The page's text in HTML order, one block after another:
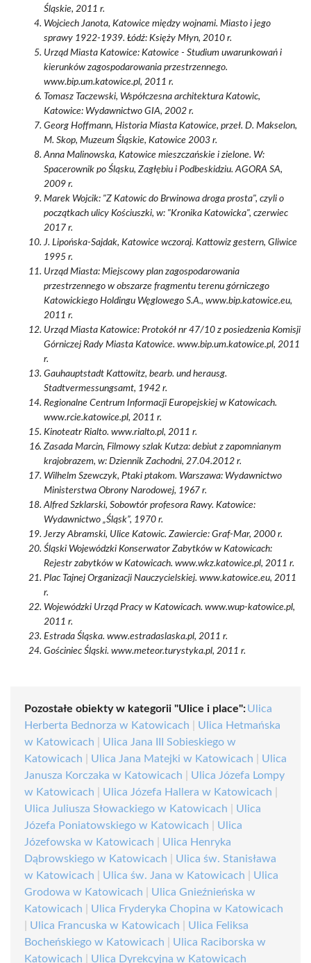
Śląskie, 2011 r.
Wojciech Janota, Katowice między wojnami. Miasto i jego
sprawy 1922-1939. Łódź: Księży Młyn, 2010 r.
Urząd Miasta Katowice: Katowice - Studium uwarunkowań i
kierunków zagospodarowania przestrzennego.
www.bip.um.katowice.pl, 2011 r.
Tomasz Taczewski, Współczesna architektura Katowic,
Katowice: Wydawnictwo GIA, 2002 r.
Georg Hoffmann, Historia Miasta Katowice, przeł. D. Makselon,
M. Skop, Muzeum Śląskie, Katowice 2003 r.
Anna Malinowska, Katowice mieszczańskie i zielone. W:
Spacerownik po Śląsku, Zagłębiu i Podbeskidziu. AGORA SA,
2009 r.
Marek Wojcik: "Z Katowic do Brwinowa droga prosta", czyli o
początkach ulicy Kościuszki, w: "Kronika Katowicka", czerwiec
2017 r.
J. Lipońska-Sajdak, Katowice wczoraj. Kattowiz gestern, Gliwice
1995 r.
Urząd Miasta: Miejscowy plan zagospodarowania
przestrzennego w obszarze fragmentu terenu górniczego
Katowickiego Holdingu Węglowego S.A., www.bip.katowice.eu,
2011 r.
Urząd Miasta Katowice: Protokół nr 47/10 z posiedzenia Komisji
Górniczej Rady Miasta Katowice. www.bip.um.katowice.pl, 2011
r.
Gauhauptstadt Kattowitz, bearb. und herausg.
Stadtvermessungsamt, 1942 r.
Regionalne Centrum Informacji Europejskiej w Katowicach.
www.rcie.katowice.pl, 2011 r.
Kinoteatr Rialto. www.rialto.pl, 2011 r.
Zasada Marcin, Filmowy szlak Kutza: debiut z zapomnianym
krajobrazem, w: Dziennik Zachodni, 27.04.2012 r.
Wilhelm Szewczyk, Ptaki ptakom. Warszawa: Wydawnictwo
Ministerstwa Obrony Narodowej, 1967 r.
Alfred Szklarski, Sobowtór profesora Rawy. Katowice:
Wydawnictwo „Śląsk”, 1970 r.
Jerzy Abramski, Ulice Katowic. Zawiercie: Graf-Mar, 2000 r.
Śląski Wojewódzki Konserwator Zabytków w Katowicach:
Rejestr zabytków w Katowicach. www.wkz.katowice.pl, 2011 r.
Plac Tajnej Organizacji Nauczycielskiej. www.katowice.eu, 2011
r.
Wojewódzki Urząd Pracy w Katowicach. www.wup-katowice.pl,
2011 r.
Estrada Śląska. www.estradaslaska.pl, 2011 r.
Gościniec Śląski. www.meteor.turystyka.pl, 2011 r.
Pozostałe obiekty w kategorii "Ulice i place":Ulica
Herberta Bednorza w Katowicach
Ulica Hetmańska
w Katowicach
Ulica Jana III Sobieskiego w
Katowicach
Ulica Jana Matejki w Katowicach
Ulica
Janusza Korczaka w Katowicach
Ulica Józefa Lompy
w Katowicach
Ulica Józefa Hallera w Katowicach
Ulica Juliusza Słowackiego w Katowicach
Ulica
Józefa Poniatowskiego w Katowicach
Ulica
Józefowska w Katowicach
Ulica Henryka
Dąbrowskiego w Katowicach
Ulica św. Stanisława
w Katowicach
Ulica św. Jana w Katowicach
Ulica
Grodowa w Katowicach
Ulica Gnieźnieńska w
Katowicach
Ulica Fryderyka Chopina w Katowicach
Ulica Francuska w Katowicach
Ulica Feliksa
Bocheńskiego w Katowicach
Ulica Raciborska w
Katowicach
Ulica Dyrekcyjna w Katowicach